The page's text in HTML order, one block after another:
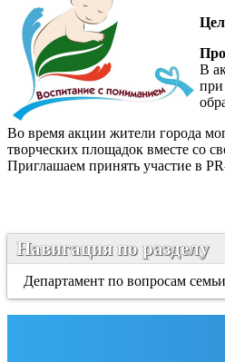
В
при
Во время акции жители города
творческих площадок вместе со
Приглашаем принять участие в
Навигация по разделу
Департамент по вопросам